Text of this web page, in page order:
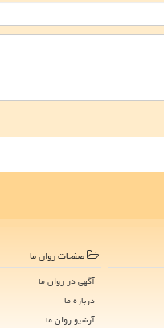
صفحات روان ما
آگهی در روان ما
درباره ما
آرشیو روان ما